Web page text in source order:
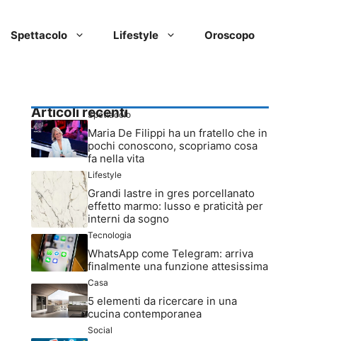
Spettacolo Lifestyle Oroscopo
Articoli recenti
Spettacolo
Maria De Filippi ha un fratello che in
pochi conoscono, scopriamo cosa
fa nella vita
Lifestyle
Grandi lastre in gres porcellanato
effetto marmo: lusso e praticità per
interni da sogno
Tecnologia
WhatsApp come Telegram: arriva
finalmente una funzione attesissima
Casa
5 elementi da ricercare in una
cucina contemporanea
Social